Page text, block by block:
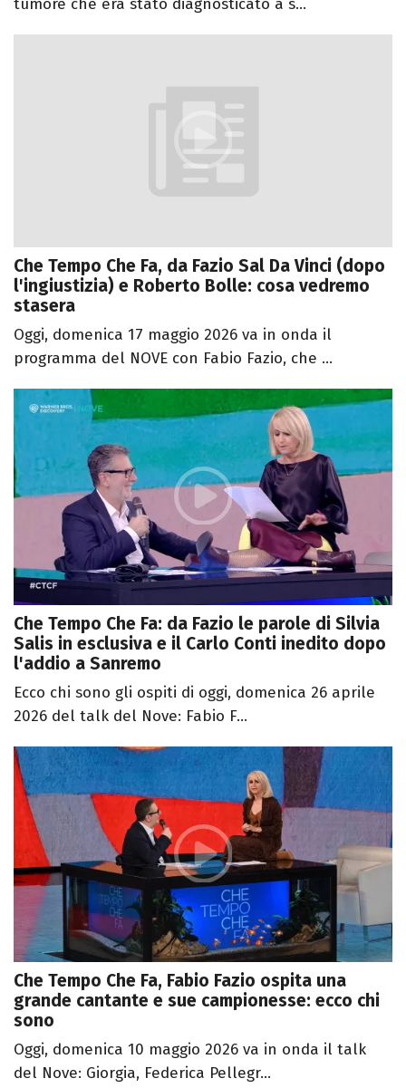
tumore che era stato diagnosticato a s...
Che Tempo Che Fa, da Fazio Sal Da Vinci (dopo
l'ingiustizia) e Roberto Bolle: cosa vedremo
stasera
Oggi, domenica 17 maggio 2026 va in onda il
programma del NOVE con Fabio Fazio, che ...
Che Tempo Che Fa: da Fazio le parole di Silvia
Salis in esclusiva e il Carlo Conti inedito dopo
l'addio a Sanremo
Ecco chi sono gli ospiti di oggi, domenica 26 aprile
2026 del talk del Nove: Fabio F...
Che Tempo Che Fa, Fabio Fazio ospita una
grande cantante e sue campionesse: ecco chi
sono
Oggi, domenica 10 maggio 2026 va in onda il talk
del Nove: Giorgia, Federica Pellegr...